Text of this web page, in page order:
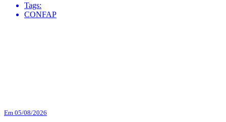
Tags:
CONFAP
Em 05/08/2026